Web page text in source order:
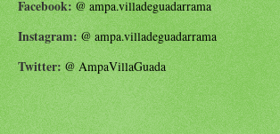
Facebook:@ampa.villadeguadarrama
Instagram:@ampa.villadeguadarrama
Twitter:@AmpaVillaGuada